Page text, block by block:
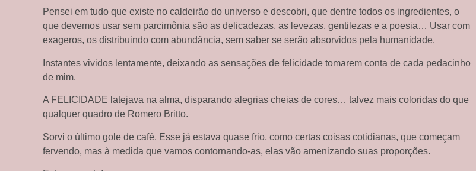
Pensei em tudo que existe no caldeirão do universo e descobri, que dentre todos os ingredientes, o
que devemos usar sem parcimônia são as delicadezas, as levezas, gentilezas e a poesia… Usar com
exageros, os distribuindo com abundância, sem saber se serão absorvidos pela humanidade.
Instantes vividos lentamente, deixando as sensações de felicidade tomarem conta de cada pedacinho
de mim.
A FELICIDADE latejava na alma, disparando alegrias cheias de cores… talvez mais coloridas do que
qualquer quadro de Romero Britto.
Sorvi o último gole de café. Esse já estava quase frio, como certas coisas cotidianas, que começam
fervendo, mas à medida que vamos contornando-as, elas vão amenizando suas proporções.